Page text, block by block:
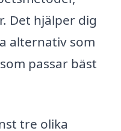
Det hjälper dig
alternativ som
passar bäst
tre olika